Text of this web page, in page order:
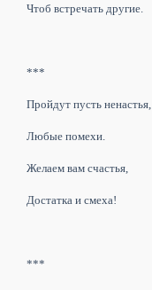
Чтоб встречать другие.
***
Пройдут пусть ненастья,
Любые помехи.
Желаем вам счастья,
Достатка и смеха!
***